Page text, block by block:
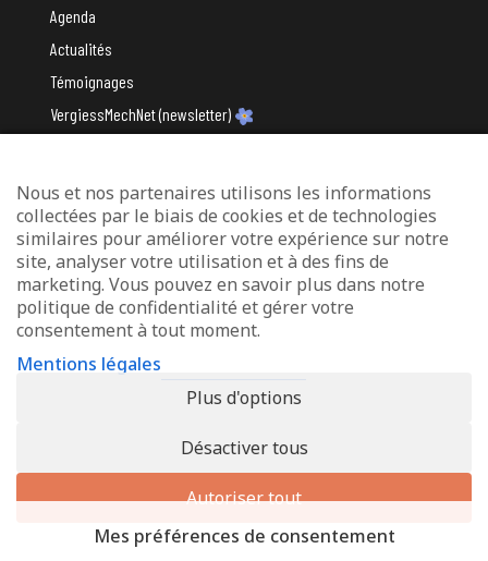
Agenda
Actualités
Témoignages
VergiessMechNet (newsletter)
Avec le soutien du
Mentions légales
Protection des données
Déclaration d’accessibilité
Nous et nos partenaires utilisons les informations
collectées par le biais de cookies et de technologies
similaires pour améliorer votre expérience sur notre
site, analyser votre utilisation et à des fins de
marketing. Vous pouvez en savoir plus dans notre
politique de confidentialité et gérer votre
consentement à tout moment.
Mentions légales
Plus d'options
Désactiver tous
Autoriser tout
Mes préférences de consentement